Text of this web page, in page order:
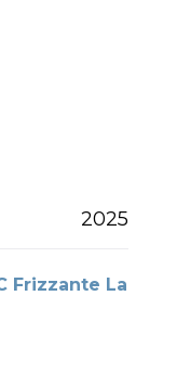
2025
Frizzante La